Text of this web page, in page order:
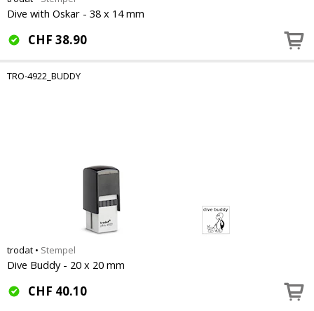
Dive with Oskar - 38 x 14 mm
CHF 38.90
TRO-4922_BUDDY
trodat • Stempel
Dive Buddy - 20 x 20 mm
CHF 40.10